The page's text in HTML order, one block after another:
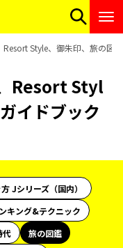
Style、御朱印、旅の図
Resort Styl
イドブック
Jシリーズ（国内）
キング&テクニック
代
旅の図鑑